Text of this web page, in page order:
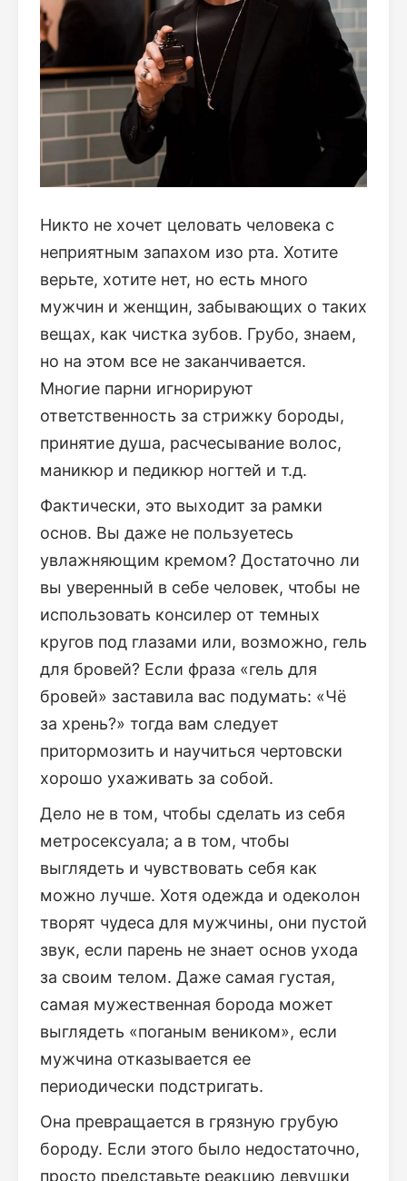
Никто не хочет целовать человека с
неприятным запахом изо рта. Хотите
верьте, хотите нет, но есть много
мужчин и женщин, забывающих о таких
вещах, как чистка зубов. Грубо, знаем,
но на этом все не заканчивается.
Многие парни игнорируют
ответственность за стрижку бороды,
принятие душа, расчесывание волос,
маникюр и педикюр ногтей и т.д.
Фактически, это выходит за рамки
основ. Вы даже не пользуетесь
увлажняющим кремом? Достаточно ли
вы уверенный в себе человек, чтобы не
использовать консилер от темных
кругов под глазами или, возможно, гель
для бровей? Если фраза «гель для
бровей» заставила вас подумать: «Чё
за хрень?» тогда вам следует
притормозить и научиться чертовски
хорошо ухаживать за собой.
Дело не в том, чтобы сделать из себя
метросексуала; а в том, чтобы
выглядеть и чувствовать себя как
можно лучше. Хотя одежда и одеколон
творят чудеса для мужчины, они пустой
звук, если парень не знает основ ухода
за своим телом. Даже самая густая,
самая мужественная борода может
выглядеть «поганым веником», если
мужчина отказывается ее
периодически подстригать.
Она превращается в грязную грубую
бороду. Если этого было недостаточно,
просто представьте реакцию девушки